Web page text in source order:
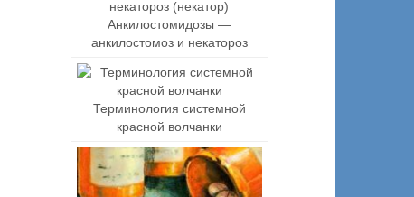
Анкилостомидозы —
анкилостомоз и некатороз
Терминология системной
красной волчанки